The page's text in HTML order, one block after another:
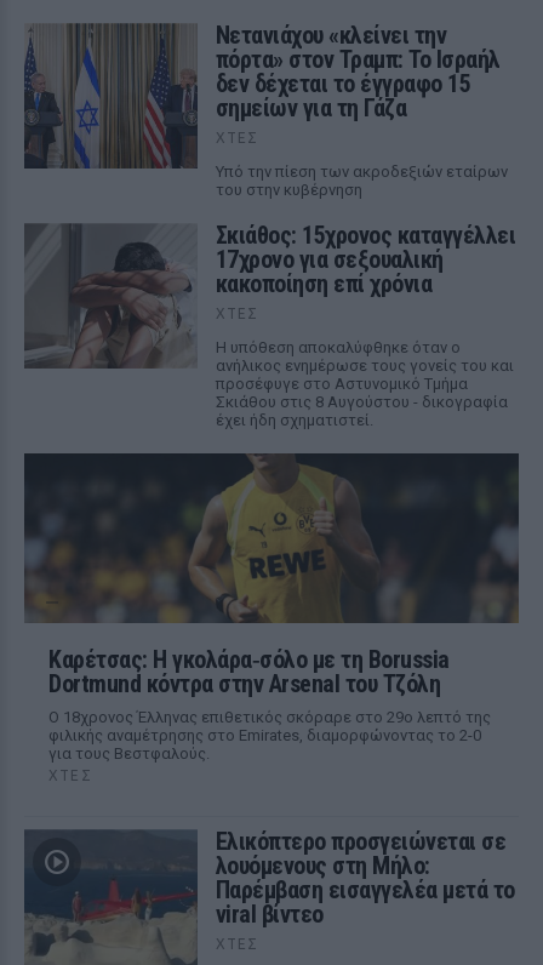
Νετανιάχου «κλείνει την
πόρτα» στον Τραμπ: Το Ισραήλ
δεν δέχεται το έγγραφο 15
σημείων για τη Γάζα
ΧΤΕΣ
Υπό την πίεση των ακροδεξιών εταίρων
του στην κυβέρνηση
Σκιάθος: 15χρονος καταγγέλλει
17χρονο για σεξουαλική
κακοποίηση επί χρόνια
ΧΤΕΣ
Η υπόθεση αποκαλύφθηκε όταν ο
ανήλικος ενημέρωσε τους γονείς του και
προσέφυγε στο Αστυνομικό Τμήμα
Σκιάθου στις 8 Αυγούστου - δικογραφία
έχει ήδη σχηματιστεί.
Καρέτσας: Η γκολάρα‑σόλο με τη Borussia
Dortmund κόντρα στην Arsenal του Τζόλη
Ο 18χρονος Έλληνας επιθετικός σκόραρε στο 29ο λεπτό της
φιλικής αναμέτρησης στο Emirates, διαμορφώνοντας το 2-0
για τους Βεστφαλούς.
ΧΤΕΣ
Ελικόπτερο προσγειώνεται σε
λουόμενους στη Μήλο:
Παρέμβαση εισαγγελέα μετά το
viral βίντεο
ΧΤΕΣ